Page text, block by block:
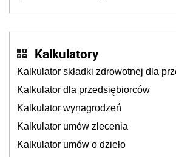
Kalkulatory
Kalkulator składki zdrowotnej dla
Kalkulator dla przedsiębiorców
Kalkulator wynagrodzeń
Kalkulator umów zlecenia
Kalkulator umów o dzieło